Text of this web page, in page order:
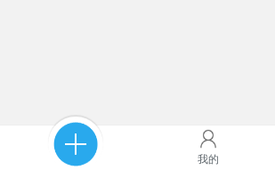
我的